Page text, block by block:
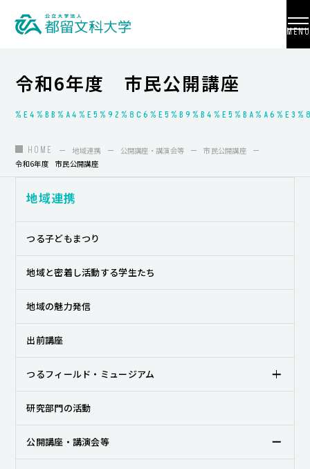
MENU
大学紹介
入試情報
学部・学科・大学院
地域連携
国際交流
教員養成
キャンパスライフ
就職・キャリア支援
令和6年度 市民公開講座
HOME 地域連携 公開講座・講演会等
市民公開講座
令和6年度 市民公開講座
地域連携
つる子どもまつり
地域と密着し活動する学生たち
地域の魅力発信
出前講座
つるフィールド・ミュージアム
研究部門の活動
公開講座・講演会等